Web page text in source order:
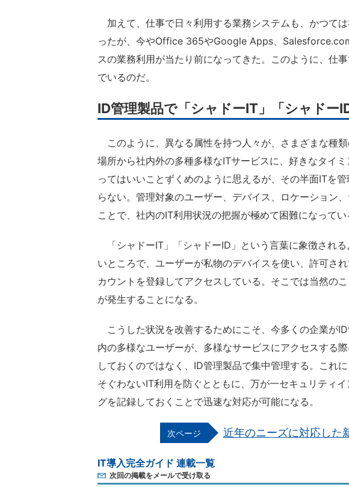
加えて、仕事で日々利用する業務システムも、かつて
ったが、今やOffice 365やGoogle Apps、
スの業務利用が当たり前になってきた。このように、仕
でいるのだ。
ID管理製品で「シャドーIT」「シャドー
このように、異なる属性を持つ人々が、さまざまな種
場所から社内外の多種多様なITサービスに、好きなタイ
ってはいいことずくめのように思えるが、その半面ITを
らない。管理対象のユーザー、デバイス、ロケーション
ことで、社内のIT利用状況の把握が極めて困難になってい
「シャドーIT」「シャドーID」という言葉に象徴され
いところで、ユーザーが私物のデバイスを使い、許可さ
カウントを登録してアクセスしている。そこでは当然の
が発生することになる。
こうした状況を改善するためにこそ、今多くの企業が
内の多様なユーザーが、多様なサービスにアクセスする
しておくのではなく、ID管理製品で集中管理する。これ
そぐわないIT利用を防ぐとともに、万が一セキュリティ
グを記録しておくことで迅速な対応が可能になる。
近年のニーズに対応した
IT導入完全ガイド 連載一覧
次回の掲載をメールで受け取る